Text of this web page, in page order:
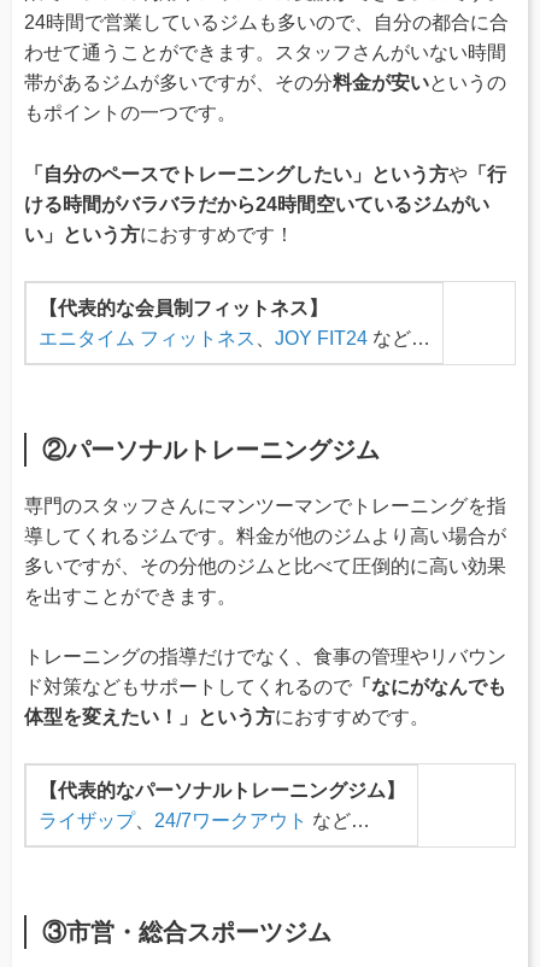
24時間で営業しているジムも多いので、自分の都合に合
わせて通うことができます。スタッフさんがいない時間
帯があるジムが多いですが、その分料金が安いというの
もポイントの一つです。
「自分のペースでトレーニングしたい」という方や 「行
ける時間がバラバラだから24時間空いているジムがい
い」という方におすすめです！
【代表的な会員制フィットネス】
エニタイム フィットネス
JOY FIT24 など…
②パーソナルトレーニングジム
専門のスタッフさんにマンツーマンでトレーニングを指
導してくれるジムです。料金が他のジムより高い場合が
多いですが、その分他のジムと比べて圧倒的に高い効果
を出すことができます。
トレーニングの指導だけでなく、食事の管理やリバウン
ド対策などもサポートしてくれるので 「なにがなんでも
体型を変えたい！」という方におすすめです。
【代表的なパーソナルトレーニングジム】
ライザップ、 24/7ワークアウト など…
③市営・総合スポーツジム